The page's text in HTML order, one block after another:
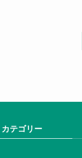
カテゴリー